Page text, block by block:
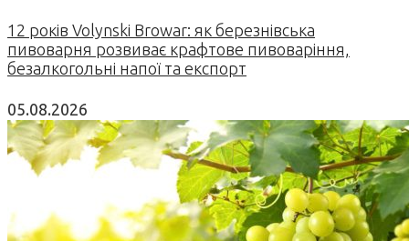
12 років Volynski Browar: як березнівська
пивоварня розвиває крафтове пивоваріння,
безалкогольні напої та експорт
05.08.2026